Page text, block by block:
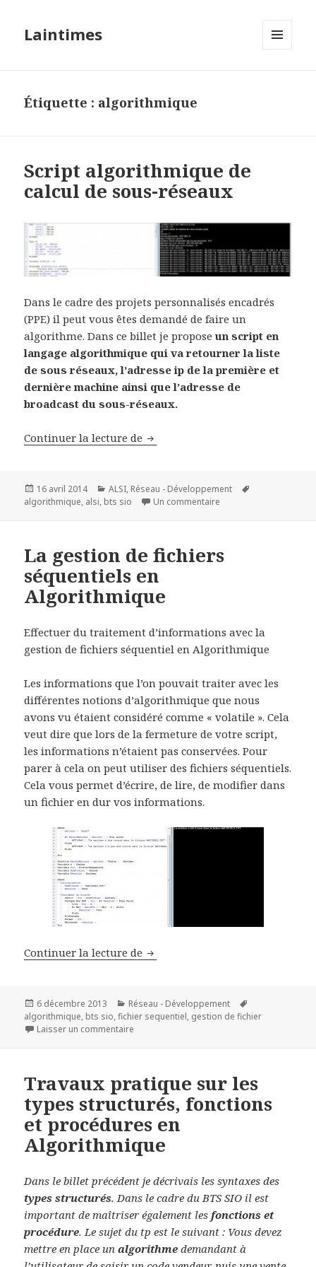
Laintimes
Étiquette : algorithmique
Script algorithmique de
calcul de sous-réseaux
Dans le cadre des projets personnalisés encadrés
(PPE) il peut vous êtes demandé de faire un
algorithme. Dans ce billet je proposeun script en
langage algorithmique qui va retourner la liste
de sous réseaux, l’adresse ip de la première et
dernière machine ainsi que l’adresse de
broadcast du sous-réseaux.
Continuer la lecture de Script algorithmique de calcul
Publié
le
16 avril 2014 Catégories
ALSI, Réseau - Développement
algorithmique, alsi, bts sio Un commentaire
La gestion de fichiers
séquentiels en
Algorithmique
Effectuer du traitement d’informations avec la
gestion de fichiers séquentiel en Algorithmique
Les informations que l’on pouvait traiter avec les
différentes notions d’algorithmique que nous
avons vu étaient considéré comme « volatile ». Cela
veut dire que lors de la fermeture de votre script,
les informations n’étaient pas conservées. Pour
parer à cela on peut utiliser des fichiers séquentiels.
Cela vous permet d’écrire, de lire, de modifier dans
un fichier en dur vos informations.
Continuer la lecture de La gestion de fichiers
Publié
le
6 décembre 2013 Catégories
Réseau - Développement
clés
algorithmique, bts sio,fichier sequentiel, gestion de fichier
Laisser un commentaire
Travaux pratique sur les
types structurés, fonctions
et procédures en
Algorithmique
Dans le billet précédent je décrivais les syntaxes des
types structurés. Dans le cadre du BTS SIO il est
important de maîtriser également les fonctions et
procédure. Le sujet du tp est le suivant : Vous devez
mettre en place unalgorithme demandant à